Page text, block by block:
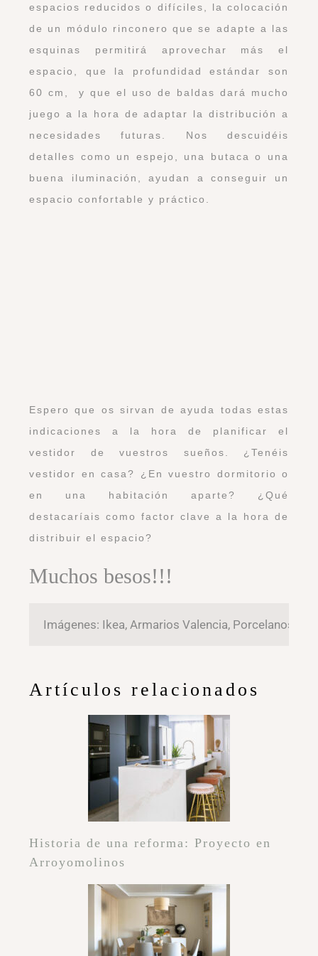
distribuir el espacio?
Muchos besos!!!
Imágenes: Ikea, Armarios Valencia, Porcelanosa,
Artículos relacionados
Mis imprescindibles para dar vida a la
Comparte el post en tus redes sociales
5 comentarios en «Ideas
para distribuir un
vestidor»